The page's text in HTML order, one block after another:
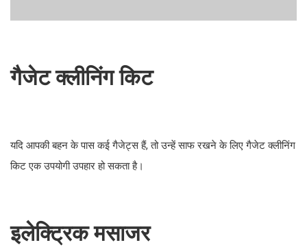
गैजेट क्लीनिंग किट
यदि आपकी बहन के पास कई गैजेट्स हैं, तो उन्हें साफ रखने के लिए गैजेट क्लीनिंग
किट एक उपयोगी उपहार हो सकता है।
इलेक्ट्रिक मसाजर